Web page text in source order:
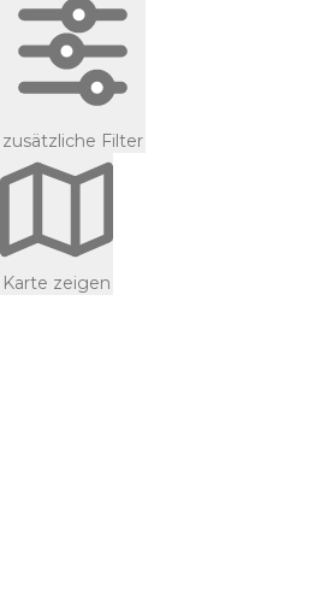
zusätzliche Filter
Karte zeigen